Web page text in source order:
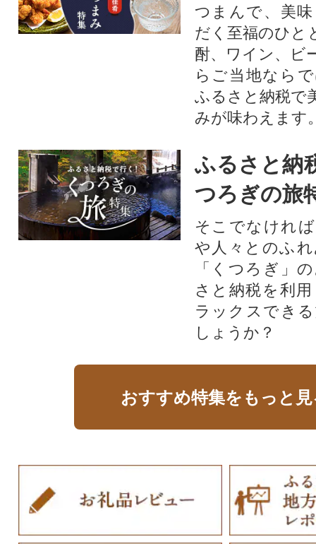
つまんで、美
だく至福のひと
酎、ワイン、ビ
らご当地なら
ふるさと納税で
みが味わえます
ふるさと納
つろぎの旅
そこでなけれ
や人々とのふ
「くつろぎ」
さと納税を利
ラックスでき
しょうか？
おすすめ特集をもっと